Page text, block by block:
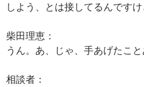
しよう、とは接してるんですけ
柴田理恵：
うん。あ、じゃ、手あげたこ
相談者：